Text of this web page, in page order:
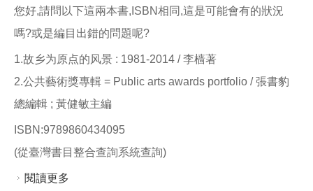
您好,請問以下這兩本書,ISBN相同,這是可能會有的狀況
嗎?或是編目出錯的問題呢?
1.故乡为原点的风景 : 1981-2014 / 李樯著
2.公共藝術獎專輯 = Public arts awards portfolio / 張書豹
總編輯 ; 黃健敏主編
ISBN:9789860434095
(從臺灣書目整合查詢系統查詢)
閱讀更多